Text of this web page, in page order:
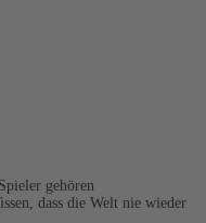
gehören
dass die Welt nie wieder